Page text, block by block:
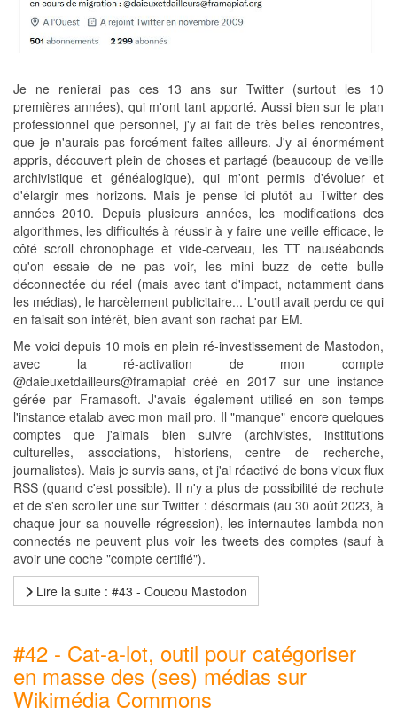
Je ne renierai pas ces 13 ans sur Twitter (surtout les 10
premières années), qui m'ont tant apporté. Aussi bien sur le plan
professionnel que personnel, j'y ai fait de très belles rencontres,
que je n'aurais pas forcément faites ailleurs. J'y ai énormément
appris, découvert plein de choses et partagé (beaucoup de veille
archivistique et généalogique), qui m'ont permis d'évoluer et
d'élargir mes horizons. Mais je pense ici plutôt au Twitter des
années 2010. Depuis plusieurs années, les modifications des
algorithmes, les difficultés à réussir à y faire une veille efficace, le
côté scroll chronophage et vide-cerveau, les TT nauséabonds
qu'on essaie de ne pas voir, les mini buzz de cette bulle
déconnectée du réel (mais avec tant d'impact, notamment dans
les médias), le harcèlement publicitaire... L'outil avait perdu ce qui
en faisait son intérêt, bien avant son rachat par EM.
Me voici depuis 10 mois en plein ré-investissement de Mastodon,
avec la ré-activation de mon compte
@daieuxetdailleurs@framapiaf créé en 2017 sur une instance
gérée par Framasoft. J'avais également utilisé en son temps
l'instance etalab avec mon mail pro. Il "manque" encore quelques
comptes que j'aimais bien suivre (archivistes, institutions
culturelles, associations, historiens, centre de recherche,
journalistes). Mais je survis sans, et j'ai réactivé de bons vieux flux
RSS (quand c'est possible). Il n'y a plus de possibilité de rechute
et de s'en scroller une sur Twitter : désormais (au 30 août 2023, à
chaque jour sa nouvelle régression), les internautes lambda non
connectés ne peuvent plus voir les tweets des comptes (sauf à
avoir une coche "compte certifié").
Lire la suite : #43 - Coucou Mastodon
#42 - Cat-a-lot, outil pour catégoriser
en masse des (ses) médias sur
Wikimédia Commons